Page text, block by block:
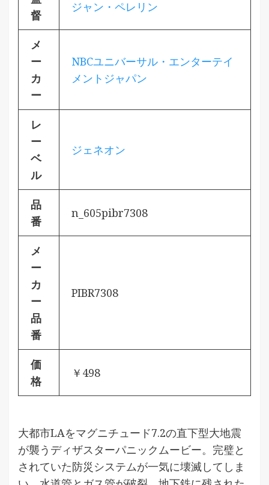
督
ジャン・ペレリン
メ
ー
カ
ー
NBCユニバーサル・エンターテイ
メントジャパン
レ
ー
ベ
ル
ジェネオン
品
番
n_605pibr7308
メ
ー
カ
ー
品
番
PIBR7308
価
格
￥498
大都市LAをマグニチュード7.2の直下型大地震
が襲うディザスターパニックムービー。完璧と
されていた防災システムが一気に壊滅してしま